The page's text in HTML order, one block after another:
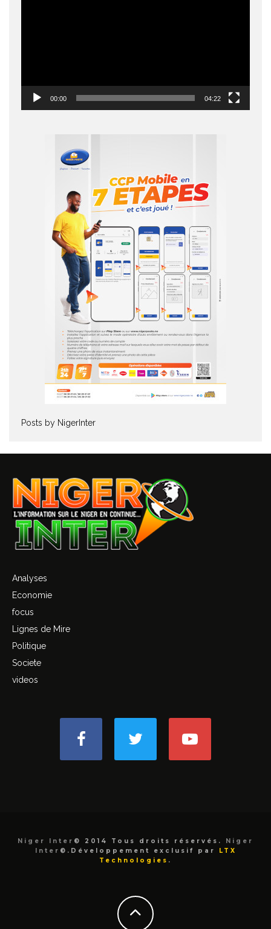
00:00 04:22
Posts by NigerInter
Analyses
Economie
focus
Lignes de Mire
Politique
Societe
videos
Niger Inter © 2014 Tous droits réservés.
Niger
Inter ©.Développement exclusif par
LTX
Technologies .